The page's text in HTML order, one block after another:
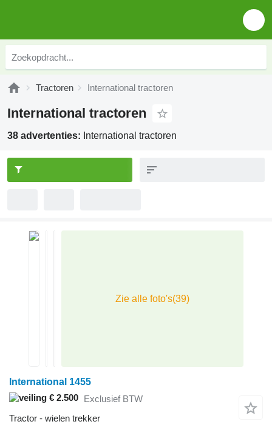
Tractoren International tractoren
International tractoren
38 advertenties: International tractoren
International 1455
€ 2.500 Exclusief BTW
Tractor - wielen trekker